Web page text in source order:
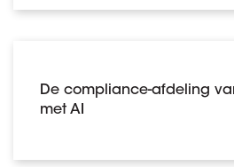
De compliance-afdeling
met AI